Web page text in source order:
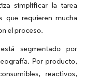
simplificar la tarea
que requieren mucha
el proceso.
segmentado por
Por producto,
reactivos,